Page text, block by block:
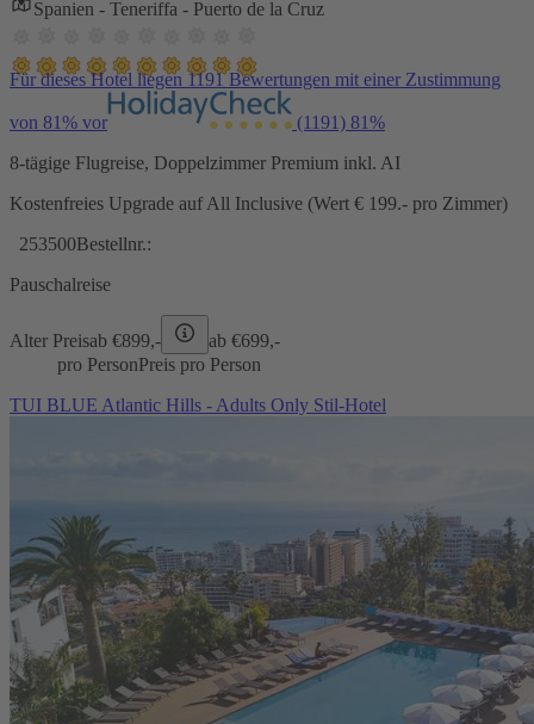
Spanien - Teneriffa - Puerto de la Cruz
Für dieses Hotel liegen 1191 Bewertungen mit einer Zustimmung
von 81% vor (1191) 81%
8-tägige Flugreise, Doppelzimmer Premium inkl. AI
Kostenfreies Upgrade auf All Inclusive (Wert € 199.- pro Zimmer)
253500Bestellnr.:
Pauschalreise
Alter Preisab €899,- ab €699,-
pro PersonPreis pro Person
TUI BLUE Atlantic Hills - Adults Only Stil-Hotel